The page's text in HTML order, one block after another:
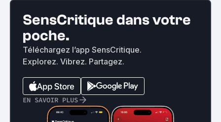
SensCritique dans votre
poche.
Téléchargez l’app SensCritique.
Explorez. Vibrez. Partagez.
EN SAVOIR PLUS